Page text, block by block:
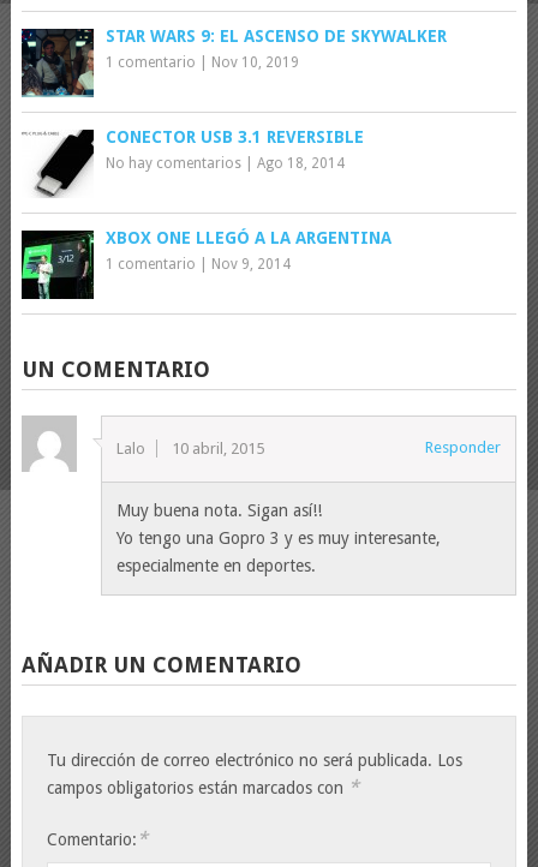
STAR WARS 9: EL ASCENSO DE SKYWALKER
1 comentario Nov 10, 2019
CONECTOR USB 3.1 REVERSIBLE
No hay comentarios| Ago 18, 2014
XBOX ONE LLEGÓ A LA ARGENTINA
1 comentario Nov 9, 2014
UN COMENTARIO
Lalo 10 abril, 2015 Responder
Muy buena nota. Sigan así!!
Yo tengo una Gopro 3 y es muy interesante,
especialmente en deportes.
AÑADIR UN COMENTARIO
Tu dirección de correo electrónico no será publicada. Los
campos obligatorios están marcados con *
Comentario: *